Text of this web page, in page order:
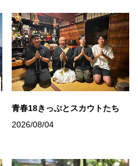
青春18きっぷとスカウトたち
2026/08/04